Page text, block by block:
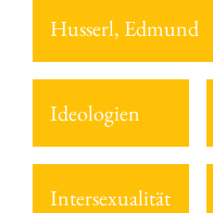
Husserl, Edmund
Ideologien
Intersexualität